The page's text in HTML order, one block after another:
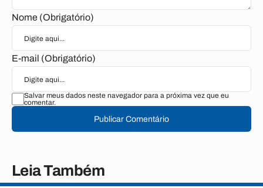
Nome (Obrigatório)
E-mail (Obrigatório)
Salvar meus dados neste navegador para a próxima vez que eu
comentar.
Publicar Comentário
Leia Também